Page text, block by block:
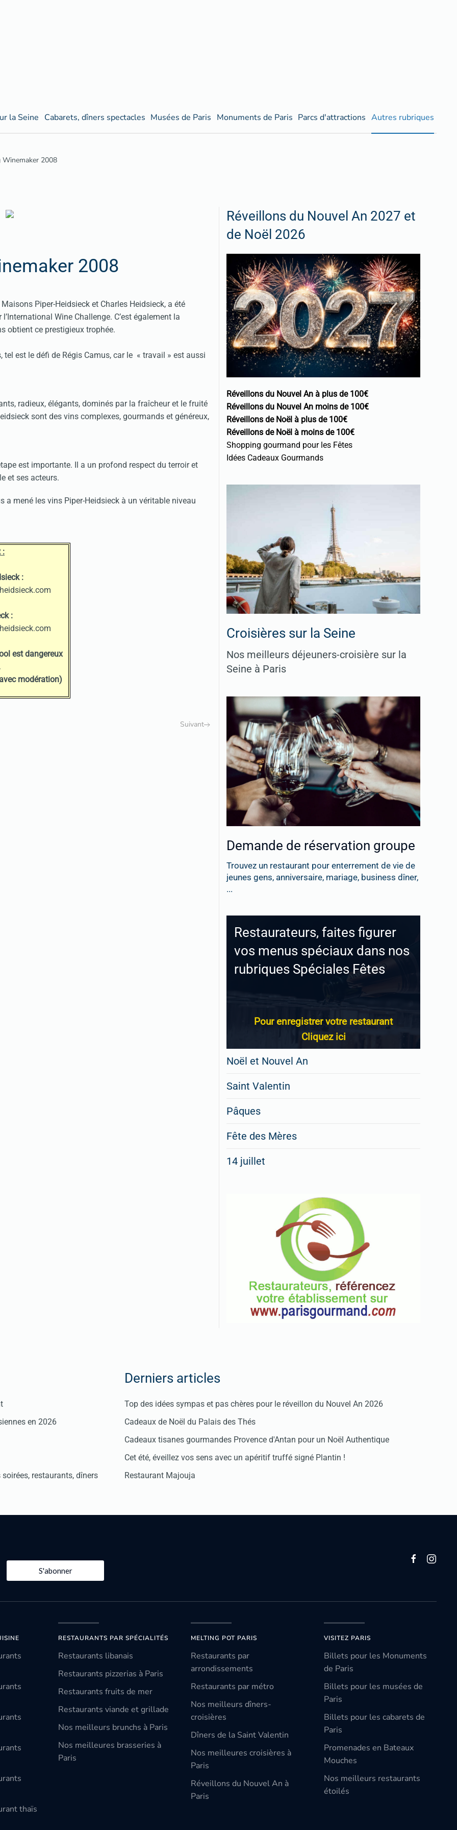
la Seine Cabarets, dîners spectacles Musées de Paris Monuments de Paris Parcs d'attractions Autres rubriques
Winemaker 2008
2008
Piper-Heidsieck et Charles Heidsieck, a été
Wine Challenge. C’est également la
obtient ce prestigieux trophée.
est le défi de Régis Camus, car le « travail » est aussi
radieux, élégants, dominés par la fraîcheur et le fruité
sont des vins complexes, gourmands et généreux,
est importante. Il a un profond respect du terroir et
et ses acteurs.
a mené les vins Piper-Heidsieck à un véritable niveau
:
:
:
est dangereux
modération)
Suivant
Réveillons du Nouvel An 2027 et
de Noël 2026
Réveillons du Nouvel An à plus de 100€
Réveillons du Nouvel An moins de 100€
Réveillons de Noël à plus de 100€
Réveillons de Noël à moins de 100€
Shopping gourmand pour les Fêtes
Idées Cadeaux Gourmands
Croisières sur la Seine
Nos meilleurs déjeuners-croisière sur la
Seine à Paris
Demande de réservation groupe
Trouvez un restaurant pour enterrement de vie de
jeunes gens, anniversaire, mariage, business dîner,
...
Restaurateurs, faites figurer
vos menus spéciaux dans nos
rubriques Spéciales Fêtes
Pour enregistrer votre restaurant
Cliquez ici
Noël et Nouvel An
Saint Valentin
Pâques
Fête des Mères
14 juillet
en 2026
restaurants, dîners
Derniers articles
Top des idées sympas et pas chères pour le réveillon du Nouvel An 2026
Cadeaux de Noël du Palais des Thés
Cadeaux tisanes gourmandes Provence d'Antan pour un Noël Authentique
Cet été, éveillez vos sens avec un apéritif truffé signé Plantin !
Restaurant Majouja
S'abonner
thaïs
RESTAURANTS PAR SPÉCIALITÉS
Restaurants libanais
Restaurants pizzerias à Paris
Restaurants fruits de mer
Restaurants viande et grillade
Nos meilleurs brunchs à Paris
Nos meilleures brasseries à
Paris
MELTING POT PARIS
Restaurants par
arrondissements
Restaurants par métro
Nos meilleurs dîners-
croisières
Dîners de la Saint Valentin
Nos meilleures croisières à
Paris
Réveillons du Nouvel An à
Paris
VISITEZ PARIS
Billets pour les Monuments
de Paris
Billets pour les musées de
Paris
Billets pour les cabarets de
Paris
Promenades en Bateaux
Mouches
Nos meilleurs restaurants
étoilés